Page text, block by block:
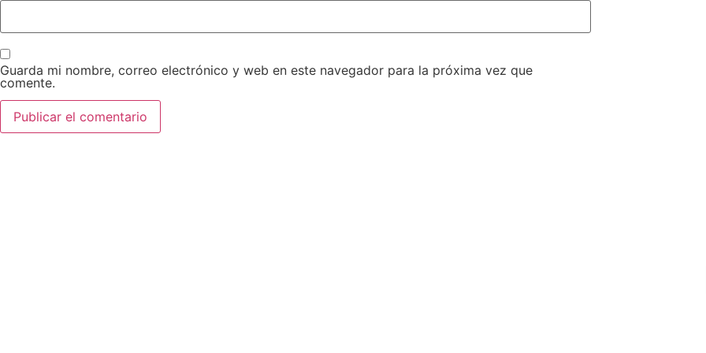
Guarda mi nombre, correo electrónico y web en este navegador para la próxima vez que
comente.